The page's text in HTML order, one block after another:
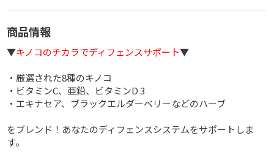
商品情報
▼キノコのチカラでディフェンスサポート▼
・厳選された8種のキノコ
・ビタミンC、亜鉛、ビタミンD 3
・エキナセア、ブラックエルダーベリーなどのハーブ
をブレンド！あなたのディフェンスシステムをサポートしま
す。